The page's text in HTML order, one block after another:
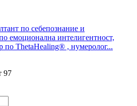
по себепознание и
емоционална интелигентност,
по ThetaHealing® , нумеролог...
97